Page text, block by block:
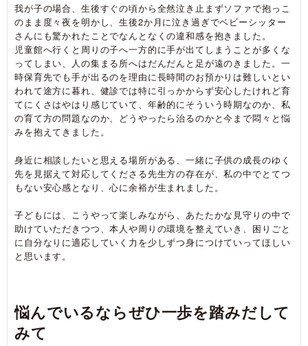
我が子の場合、生後すぐの頃から全然泣き止まずソファで抱っこ
のまま度々夜を明かし、生後2か月に泣き過ぎでベビーシッター
さんにも驚かれたことでなんとなくの違和感を抱きました。
児童館へ行くと周りの子へ一方的に手が出てしまうことが多くな
ってしまい、人の集まる所へはだんだんと足が遠のきました。一
時保育先でも手が出るのを理由に長時間のお預かりは難しいとい
われて途方に暮れ、健診では特に引っかからず安心したけれど育
てにくさはやはり感じていて、年齢的にそういう時期なのか、私
の育て方の問題なのか、どうやったら治るのかと今まで悶々と悩
みを抱えてきました。
身近に相談したいと思える場所がある、一緒に子供の成長のゆく
先を見据えて対応してくださる先生方の存在が、私の中でとてつ
もない安心感となり、心に余裕が生まれました。
子どもには、こうやって楽しみながら、あたたかな見守りの中で
助けていただきつつ、本人や周りの環境を整えていき、困りごと
に自分なりに適応していく力を少しずつ身につけていってほしい
と思います。
悩んでいるならぜひ一歩を踏みだして
みて